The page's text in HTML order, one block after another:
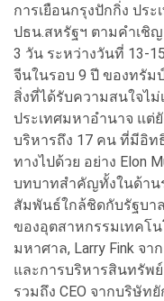
การเยือนกรุงปักกิ่ง ปร
ปธน.สหรัฐฯ ตามคำเชิ
3 วัน ระหว่างวันที่ 13-
จีนในรอบ 9 ปี ของทรัม
สิ่งที่ได้รับความสนใจไ
ประเทศมหาอำนาจ แต่
บริหารถึง 17 คน ที่มีอิท
ทางไปด้วย อย่าง Elon
บทบาทสำคัญทั้งในด้าน
สัมพันธ์ใกล้ชิดกับรัฐบาล
ของอุตสาหกรรมเทคโ
มหาศาล, Larry Fink จา
และการบริหารสินทรัพย์
รวมถึง CEO จากบริษัท